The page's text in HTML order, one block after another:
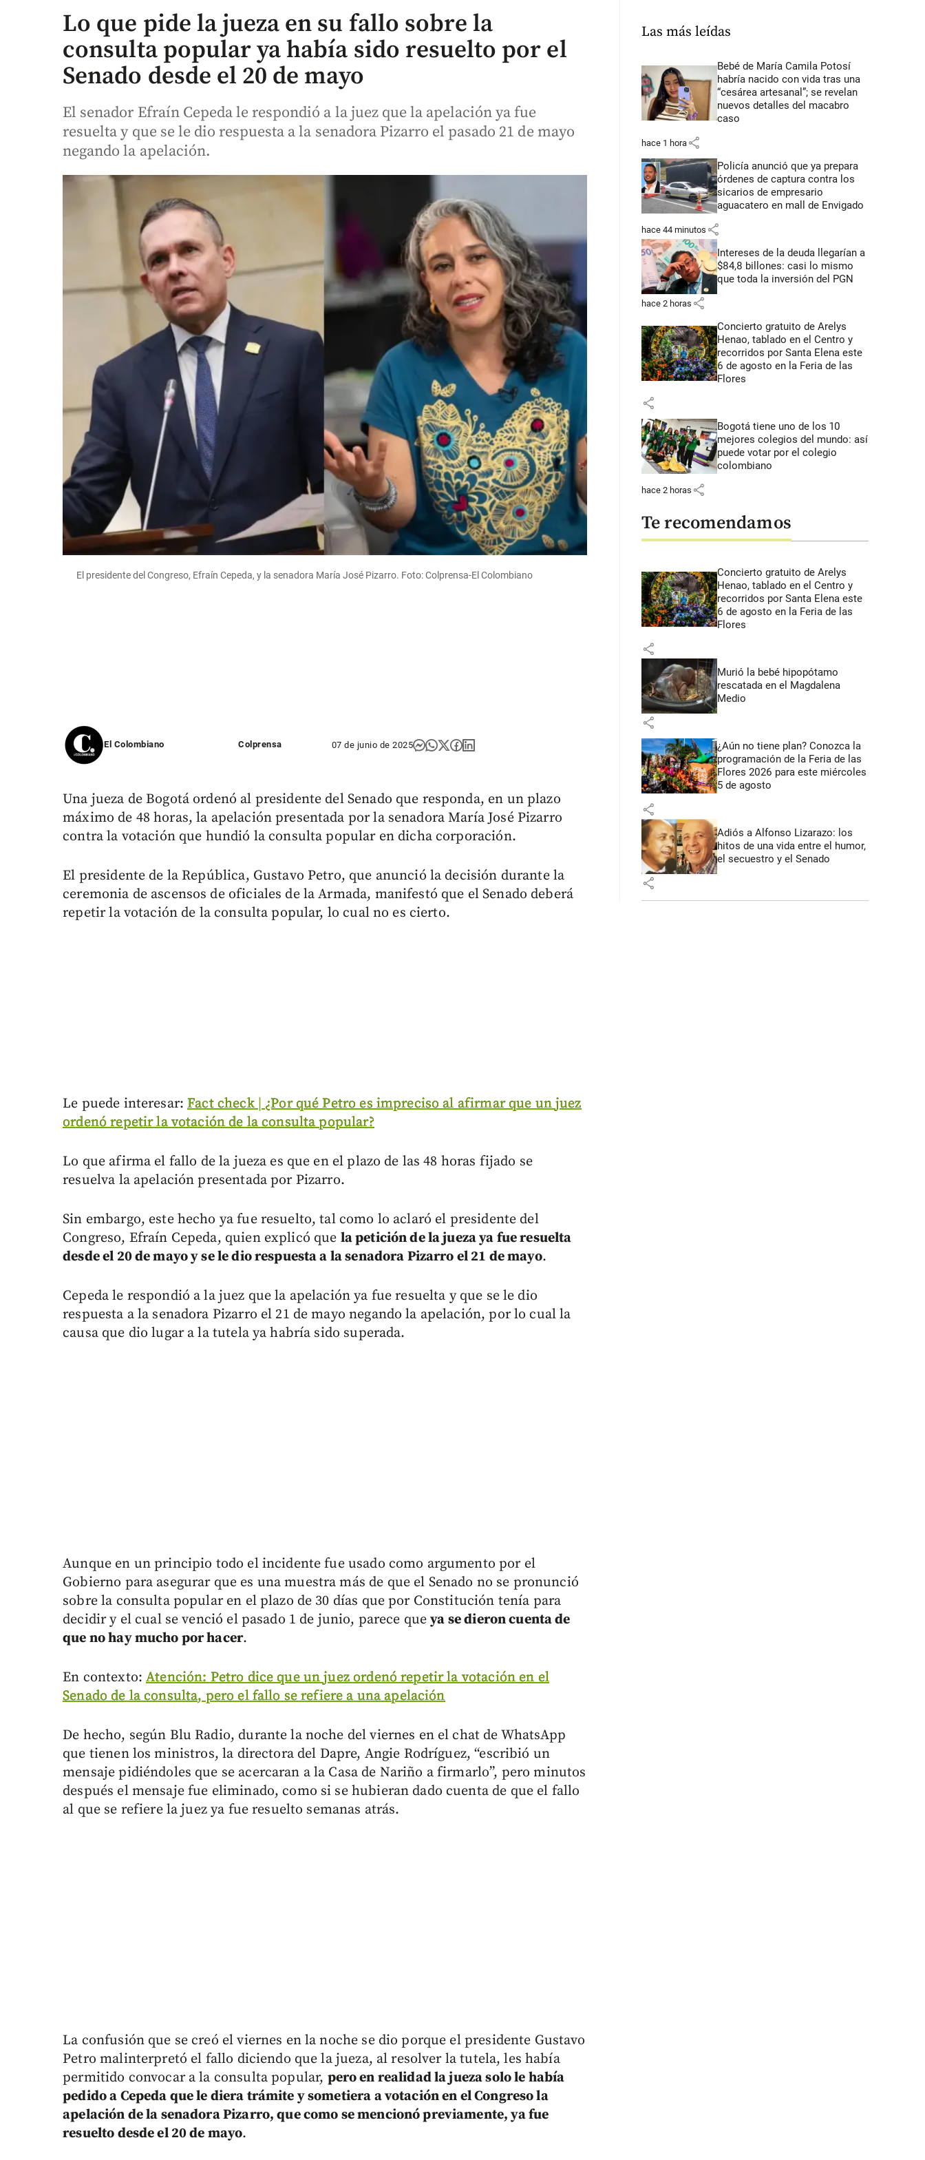
Lo que pide la jueza en su fallo sobre la
consulta popular ya había sido resuelto por el
Senado desde el 20 de mayo
El senador Efraín Cepeda le respondió a la juez que la apelación ya fue
resuelta y que se le dio respuesta a la senadora Pizarro el pasado 21 de mayo
negando la apelación.
El presidente del Congreso, Efraín Cepeda, y la senadora María José Pizarro. Foto: Colprensa-El Colombiano
El Colombiano Colprensa 07 de junio de 2025
Una jueza de Bogotá ordenó al presidente del Senado que responda, en un plazo
máximo de 48 horas, la apelación presentada por la senadora María José Pizarro
contra la votación que hundió la consulta popular en dicha corporación.
El presidente de la República, Gustavo Petro, que anunció la decisión durante la
ceremonia de ascensos de oficiales de la Armada, manifestó que el Senado deberá
repetir la votación de la consulta popular, lo cual no es cierto.
Le puede interesar:Fact check | ¿Por qué Petro es impreciso al afirmar que un juez
ordenó repetir la votación de la consulta popular?
Lo que afirma el fallo de la jueza es que en el plazo de las 48 horas fijado se
resuelva la apelación presentada por Pizarro.
Sin embargo, este hecho ya fue resuelto, tal como lo aclaró el presidente del
Congreso, Efraín Cepeda, quien explicó que la petición de la jueza ya fue resuelta
desde el 20 de mayo y se le dio respuesta a la senadora Pizarro el 21 de mayo.
Cepeda le respondió a la juez que la apelación ya fue resuelta y que se le dio
respuesta a la senadora Pizarro el 21 de mayo negando la apelación, por lo cual la
causa que dio lugar a la tutela ya habría sido superada.
Aunque en un principio todo el incidente fue usado como argumento por el
Gobierno para asegurar que es una muestra más de que el Senado no se pronunció
sobre la consulta popular en el plazo de 30 días que por Constitución tenía para
decidir y el cual se venció el pasado 1 de junio, parece queya se dieron cuenta de
que no hay mucho por hacer.
En contexto:Atención: Petro dice que un juez ordenó repetir la votación en el
Senado de la consulta, pero el fallo se refiere a una apelación
De hecho, según Blu Radio, durante la noche del viernes en el chat de WhatsApp
que tienen los ministros, la directora del Dapre, Angie Rodríguez, “escribió un
mensaje pidiéndoles que se acercaran a la Casa de Nariño a firmarlo”, pero minutos
después el mensaje fue eliminado, como si se hubieran dado cuenta de que el fallo
al que se refiere la juez ya fue resuelto semanas atrás.
La confusión que se creó el viernes en la noche se dio porque el presidente Gustavo
Petro malinterpretó el fallo diciendo que la jueza, al resolver la tutela, les había
permitido convocar a la consulta popular, pero en realidad la jueza solo le había
pedido a Cepeda que le diera trámite y sometiera a votación en el Congreso la
apelación de la senadora Pizarro, que como se mencionó previamente, ya fue
resuelto desde el 20 de mayo.
Las más leídas
Bebé de María Camila Potosí
habría nacido con vida tras una
“cesárea artesanal”; se revelan
nuevos detalles del macabro
caso
hace 1 hora share
Policía anunció que ya prepara
órdenes de captura contra los
sicarios de empresario
aguacatero en mall de Envigado
hace 44 minutos share
Intereses de la deuda llegarían a
$84,8 billones: casi lo mismo
que toda la inversión del PGN
hace 2 horas share
Concierto gratuito de Arelys
Henao, tablado en el Centro y
recorridos por Santa Elena este
6 de agosto en la Feria de las
Flores
share
Bogotá tiene uno de los 10
mejores colegios del mundo: así
puede votar por el colegio
colombiano
hace 2 horas share
Te recomendamos
Concierto gratuito de Arelys
Henao, tablado en el Centro y
recorridos por Santa Elena este
6 de agosto en la Feria de las
Flores
share
Murió la bebé hipopótamo
rescatada en el Magdalena
Medio
share
¿Aún no tiene plan? Conozca la
programación de la Feria de las
Flores 2026 para este miércoles
5 de agosto
share
Adiós a Alfonso Lizarazo: los
hitos de una vida entre el humor,
el secuestro y el Senado
share